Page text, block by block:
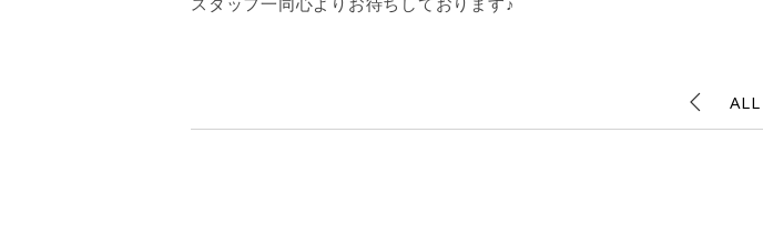
スタッフ一同心よりお待ちしております♪
ALL